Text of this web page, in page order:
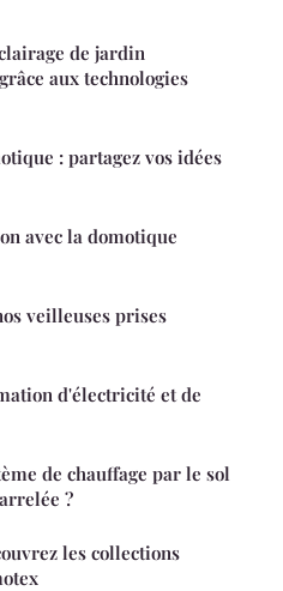
de jardin
aux technologies
: partagez vos idées
avec la domotique
veilleuses prises
d'électricité et de
de chauffage par le sol
?
les collections